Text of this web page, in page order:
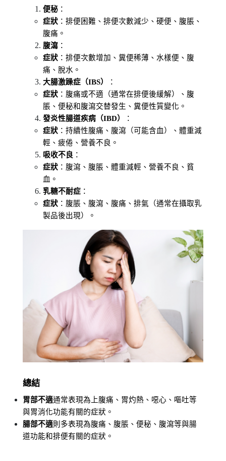
便秘 ：
症狀 ：排便困難、排便次數減少、硬便、腹脹、
腹痛。
腹瀉 ：
症狀 ：排便次數增加、糞便稀薄、水樣便、腹
痛、脫水。
大腸激躁症（IBS）
：
症狀 ：腹痛或不適（通常在排便後緩解）、腹
脹、便秘和腹瀉交替發生、糞便性質變化。
發炎性腸道疾病（IBD）
：
症狀 ：持續性腹痛、腹瀉（可能含血）、體重減
輕、疲倦、營養不良。
吸收不良 ：
症狀 ：腹瀉、腹脹、體重減輕、營養不良、貧
血。
乳糖不耐症 ：
症狀 ：腹脹、腹瀉、腹痛、排氣（通常在攝取乳
製品後出現）。
總結
胃部不適通常表現為上腹痛、胃灼熱、噁心、嘔吐等
與胃消化功能有關的症狀。
腸部不適則多表現為腹痛、腹脹、便秘、腹瀉等與腸
道功能和排便有關的症狀。